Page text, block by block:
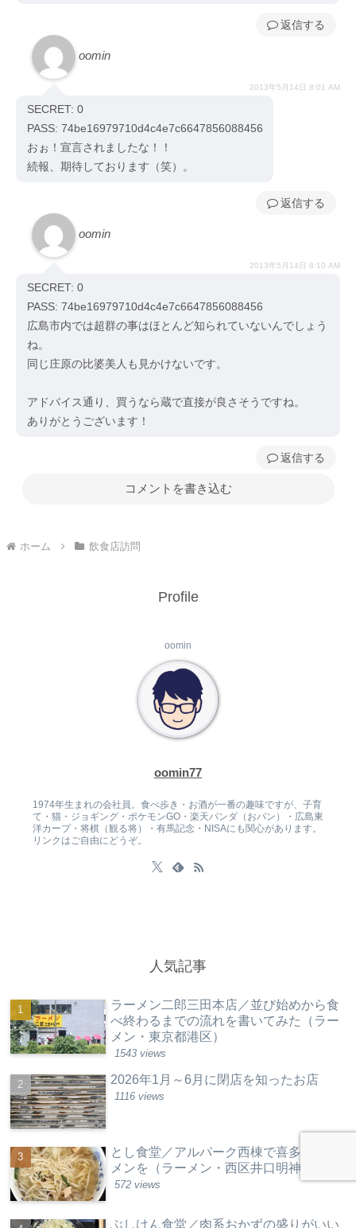
返信
oomin
2013年5月14日 8:01 AM
SECRET: 0
PASS: 74be16979710d4c4e7c6647856088456
おぉ！宣言されましたな！！
続報、期待しております（笑）。
返信
oomin
2013年5月14日 8:10 AM
SECRET: 0
PASS: 74be16979710d4c4e7c6647856088456
広島市内では超群の事はほとんど知られていないんでしょう
ね。
同じ庄原の比婆美人も見かけないです。
アドバイス通り、買うなら蔵で直接が良さそうですね。
ありがとうございます！
返信
コメントを書き込む
ホーム 飲食店訪問
Profile
oomin
oomin77
1974年生まれの会社員。食べ歩き・お酒が一番の趣味ですが、子育
て・猫・ジョギング・ポケモンGO・楽天パンダ（おパン）・広島東
洋カープ・将棋（観る将）・有馬記念・NISAにも関心があります。
リンクはご自由にどうぞ。
人気記事
ラーメン二郎三田本店／並び始めから食
べ終わるまでの流れを書いてみた（ラー
メン・東京都港区）
1543 views
2026年1月～6月に閉店を知ったお店
1116 views
とし食堂／アルパーク西棟で喜多方ラー
メンを（ラーメン・西区井口明神）
572 views
ぶしけん食堂／肉系おかずの盛りがいい